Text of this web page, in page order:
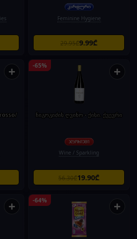
Feminine Hygiene
29.95₾9.99₾
+ -65% +
ჩიგოგიძის ღვინო - ქისი. ქვევრი
Wine / Sparkling
56.30₾19.90₾
+ -64% +